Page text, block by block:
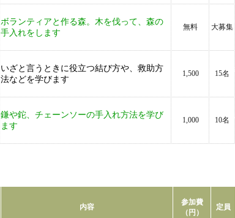
ボランティアと作る森。木を伐って、森の
手入れをします
無料 大募集
いざと言うときに役立つ結び方や、救助方
法などを学びます
1,500 15名
鎌や鉈、チェーンソーの手入れ方法を学び
ます
1,000 10名
内容
参加費
（円）
定員